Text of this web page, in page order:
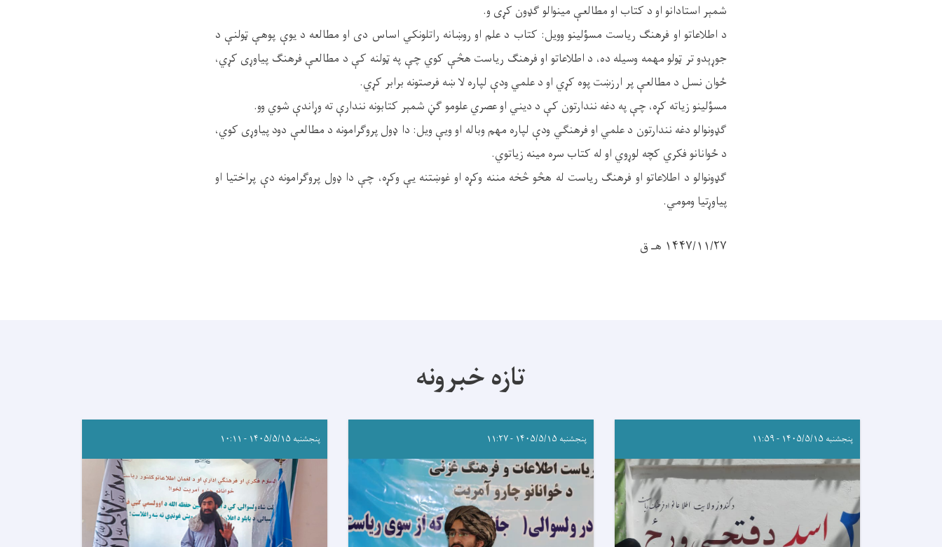
شمېر استادانو او د کتاب او مطالعې مینوالو ګډون کړی و.
د اطلاعاتو او فرهنګ ریاست مسؤلینو وویل: کتاب د علم او روښانه راتلونکي اساس دی او مطالعه د یوې پوهې ټولنې د
جوړېدو تر ټولو مهمه وسیله ده، د اطلاعاتو او فرهنګ ریاست هڅې کوي چې په ټولنه کې د مطالعې فرهنګ پیاوړی کړي،
ځوان نسل د مطالعې پر ارزښت پوه کړي او د علمي ودې لپاره لا ښه فرصتونه برابر کړي.
مسؤلینو زیاته کړه، چې په دغه نندارتون کې د دیني او عصري علومو ګڼ شمېر کتابونه نندارې ته وړاندې شوي وو.
ګډونوالو دغه نندارتون د علمي او فرهنګي ودې لپاره مهم وباله او ویې ویل: دا ډول پروګرامونه د مطالعې دود پیاوړی کوي،
د ځوانانو فکري کچه لوړوي او له کتاب سره مینه زیاتوي.
ګډونوالو د اطلاعاتو او فرهنګ ریاست له هڅو څخه مننه وکړه او غوښتنه یې وکړه، چې دا ډول پروګرامونه دې پراختیا او
پیاوړتیا ومومي.
۱۴۴۷/۱۱/۲۷ هـ ق
تازه خبرونه
پنجشنبه ۱۴۰۵/۵/۱۵ - ۱۱:۵۹ پنجشنبه ۱۴۰۵/۵/۱۵ - ۱۱:۲۷ پنجشنبه ۱۴۰۵/۵/۱۵ - ۱۰:۱۱